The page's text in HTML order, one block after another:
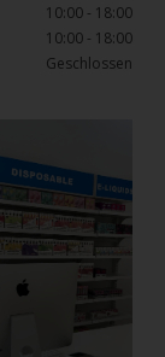
10:00 - 18:00
10:00 - 18:00
Geschlossen